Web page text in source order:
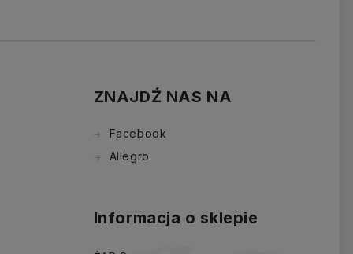
ZNAJDŹ NAS NA
Facebook
Allegro
Informacja o sklepie